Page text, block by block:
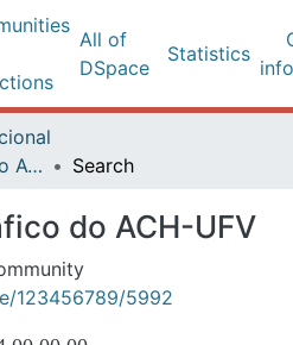
All of
DSpace
Statistics
Acervo Fotográfico do ACH-UFV
Search
do ACH-UFV
5992